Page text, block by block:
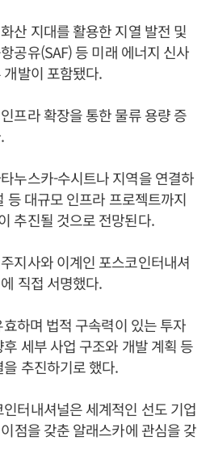
산 지대를 활용한 지열 발전 및
공유(SAF) 등 미래 에너지 신사
발이 포함됐다.
프라 확장을 통한 물류 용량 증
누스카-수시트나 지역을 연결하
등 대규모 인프라 프로젝트까지
추진될 것으로 전망된다.
지사와 이계인 포스코인터내셔
직접 서명했다.
하며 법적 구속력이 있는 투자
세부 사업 구조와 개발 계획 등
추진하기로 했다.
터내셔널은 세계적인 선도 기업
점을 갖춘 알래스카에 관심을 갖